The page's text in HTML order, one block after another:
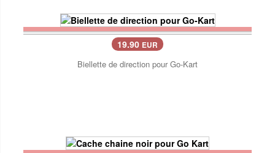
19.90 EUR
Biellette de direction pour Go-Kart